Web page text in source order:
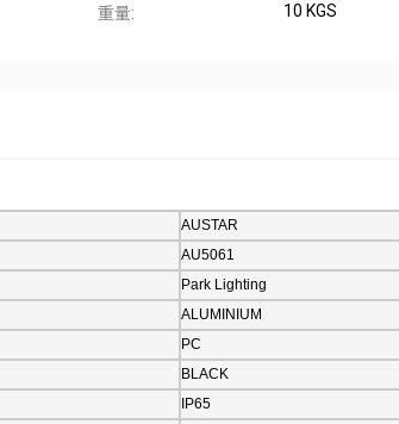
重量: 10 KGS
AUSTAR
AU5061
Park Lighting
ALUMINIUM
PC
BLACK
IP65